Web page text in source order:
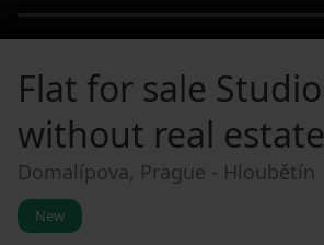
Flat for sale
without real estate
Domalípova, Prague - Hloubětín
New